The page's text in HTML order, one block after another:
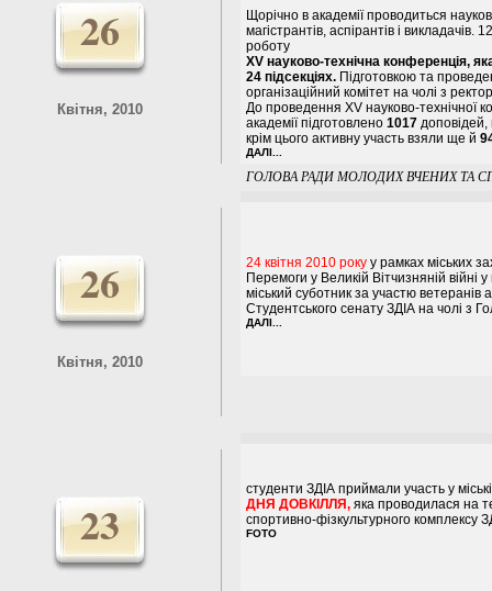
26
Квітня, 2010
Щорічно в академії проводиться
магістрантів, аспірантів і
роботу
XV науково-технічна конференція,
24 підсекціях. Підготовкою та
організаційний комітет на чолі з
До проведення XV науково-технічної
академії підготовлено 1017
крім цього активну участь взяли ще й
ДАЛІ...
ГОЛОВА РАДИ МОЛОДИХ ВЧЕНИХ ТА
26
Квітня, 2010
24 квітня 2010 року у рамках міських
Перемоги у Великій Вітчизняній війні
міський суботник за участю ветеранів
Студентського сенату ЗДІА на чолі з
ДАЛІ...
23
студенти ЗДІА приймали участь у
ДНЯ ДОВКІЛЛЯ, яка проводилася на
спортивно-фізкультурного комплексу
FOTO